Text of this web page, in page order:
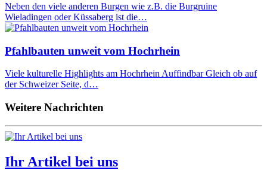
Neben den viele anderen Burgen wie z.B. die Burgruine
Wieladingen oder Küssaberg ist die…
Pfahlbauten unweit vom Hochrhein
Viele kulturelle Highlights am Hochrhein Auffindbar Gleich ob auf
der Schweizer Seite, d…
Weitere Nachrichten
Ihr Artikel bei uns